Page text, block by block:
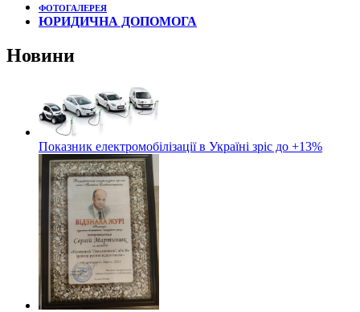
ФОТОГАЛЕРЕЯ
ЮРИДИЧНА ДОПОМОГА
Новини
Показник електромобілізації в Україні зріс до +13%